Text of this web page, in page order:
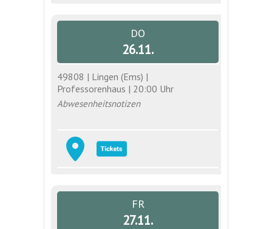
DO
26.11.
49808 | Lingen (Ems) |
Professorenhaus | 20:00 Uhr
Abwesenheitsnotizen
FR
27.11.